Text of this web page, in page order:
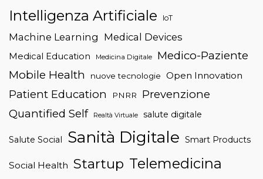
Intelligenza Artificiale IoT
Machine Learning Medical Devices
Medical Education Medicina Digitale
Medico-Paziente
Mobile Health
nuove tecnologie Open Innovation
Patient Education PNRR
Prevenzione
Quantified Self
Realtà Virtuale salute digitale
Salute Social Sanità Digitale Smart Products
Social Health Startup Telemedicina